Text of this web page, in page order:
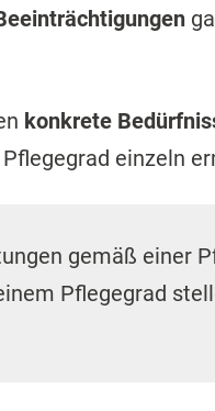
konkrete
einzeln
gemäß einer
Pflegegrad